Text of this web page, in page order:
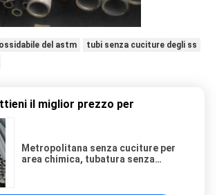
del astm
tubi senza cuciture degli ss
il miglior prezzo per
Metropolitana senza cuciture per
area chimica, tubatura senza